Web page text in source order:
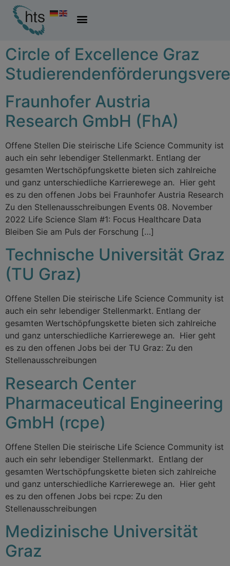
Circle of Excellence Graz
Fraunhofer Austria
Research GmbH (FhA)
Offene Stellen Die steirische Life Science Community ist
auch ein sehr lebendiger Stellenmarkt. Entlang der
gesamten Wertschöpfungskette bieten sich zahlreiche
und ganz unterschiedliche Karrierewege an. Hier geht
es zu den offenen Jobs bei Fraunhofer Austria Research
Zu den Stellenausschreibungen Events 08. November
2022 Life Science Slam #1: Focus Healthcare Data
Bleiben Sie am Puls der Forschung […]
Technische Universität Graz
(TU Graz)
Offene Stellen Die steirische Life Science Community ist
auch ein sehr lebendiger Stellenmarkt. Entlang der
gesamten Wertschöpfungskette bieten sich zahlreiche
und ganz unterschiedliche Karrierewege an. Hier geht
es zu den offenen Jobs bei der TU Graz: Zu den
Stellenausschreibungen
Research Center
Pharmaceutical Engineering
GmbH (rcpe)
Offene Stellen Die steirische Life Science Community ist
auch ein sehr lebendiger Stellenmarkt. Entlang der
gesamten Wertschöpfungskette bieten sich zahlreiche
und ganz unterschiedliche Karrierewege an. Hier geht
es zu den offenen Jobs bei rcpe: Zu den
Stellenausschreibungen
Medizinische Universität
Graz